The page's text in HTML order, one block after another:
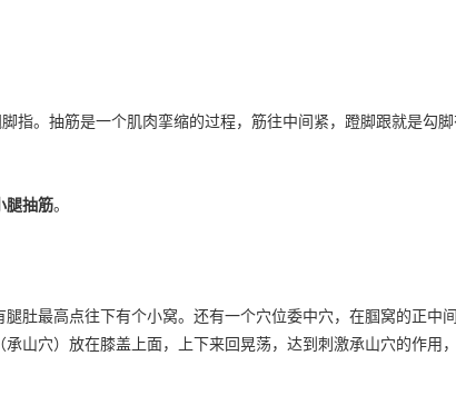
指。抽筋是一个肌肉挛缩的过程，筋往中间紧，蹬脚跟就是勾
腿抽筋。
腿肚最高点往下有个小窝。还有一个穴位委中穴，在腘窝的正中
山穴）放在膝盖上面，上下来回晃荡，达到刺激承山穴的作用